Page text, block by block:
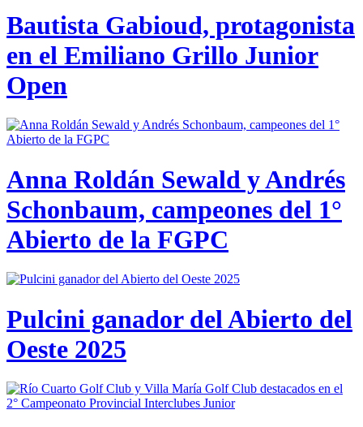
Bautista Gabioud, protagonista
en el Emiliano Grillo Junior
Open
Anna Roldán Sewald y Andrés
Schonbaum, campeones del 1°
Abierto de la FGPC
Pulcini ganador del Abierto del
Oeste 2025